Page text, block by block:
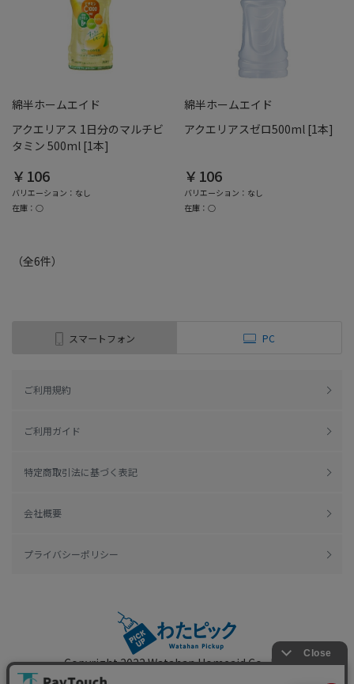
綿半ホームエイド
アクエリアス 1日分のマルチビ
タミン 500ml [1本]
￥106
バリエーション：なし
在庫：○
綿半ホームエイド
アクエリアスゼロ500ml [1本]
￥106
バリエーション：なし
在庫：○
（全6件）
スマートフォン PC
ご利用規約
ご利用ガイド
特定商取引法に基づく表記
会社概要
プライバシーポリシー
Copyright 2022Watahan Homeaid Co., Ltd.
Powered by Watahan Partners Co., Ltd.